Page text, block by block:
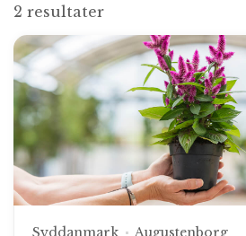
2 resultater
Syddanmark Augustenborg